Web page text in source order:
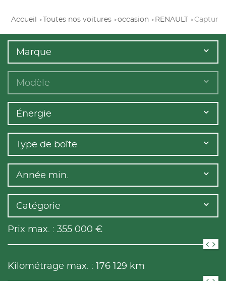
Accueil Toutes nos voitures occasion RENAULT Captur
Marque
Modèle
Énergie
Type de boîte
Année min.
Catégorie
Prix max. : 355 000 €
Kilométrage max. : 176 129 km